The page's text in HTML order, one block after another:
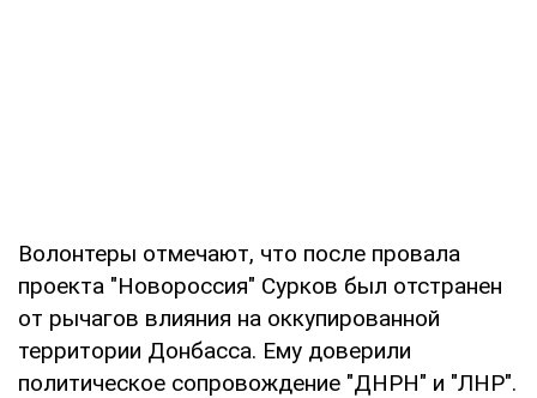
Волонтеры отмечают, что после провала
проекта "Новороссия" Сурков был отстранен
от рычагов влияния на оккупированной
территории Донбасса. Ему доверили
политическое сопровождение "ДНРН" и "ЛНР".